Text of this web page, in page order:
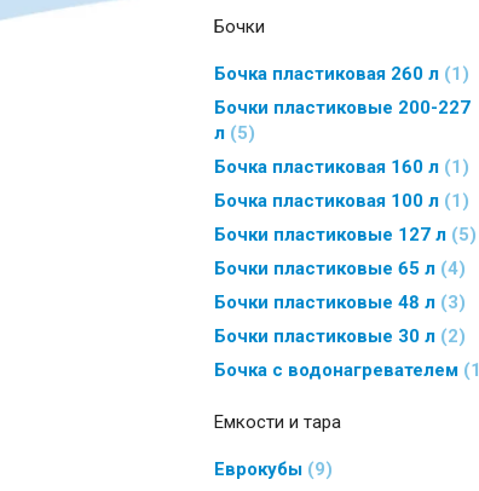
Бочки
Бочка пластиковая 260 л
1
Бочки пластиковые 200-227
л
5
Бочка пластиковая 160 л
1
Бочка пластиковая 100 л
1
Бочки пластиковые 127 л
5
Бочки пластиковые 65 л 4
Бочки пластиковые 48 л
3
Бочки пластиковые 30 л
2
Бочка с водонагревателем
1
Емкости и тара
Еврокубы
9